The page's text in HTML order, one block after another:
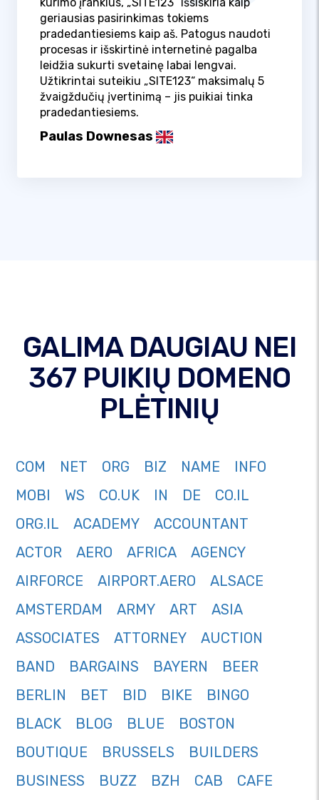
geriausias pasirinkimas tokiems
pradedantiesiems kaip aš. Patogus naudoti
procesas ir išskirtinė internetinė pagalba
leidžia sukurti svetainę labai lengvai.
Užtikrintai suteikiu „SITE123“ maksimalų 5
žvaigždučių įvertinimą – jis puikiai tinka
pradedantiesiems.
Paulas Downesas
GALIMA DAUGIAU NEI
367 PUIKIŲ DOMENO
PLĖTINIŲ
COM NET ORG BIZ NAME
INFO
MOBI
WS CO.UK IN DE
CO.IL
ORG.IL
ACADEMY
ACCOUNTANT
ACTOR
AERO AFRICA
AGENCY
AIRFORCE
AIRPORT.AERO
ALSACE
AMSTERDAM
ARMY ART
ASIA
ASSOCIATES
ATTORNEY
AUCTION
BAND
BARGAINS BAYERN
BEER
BERLIN
BET BID BIKE
BINGO
BLACK
BLOG BLUE
BOSTON
BOUTIQUE
BRUSSELS
BUILDERS
BUSINESS
BUZZ BZH CAB
CAFE